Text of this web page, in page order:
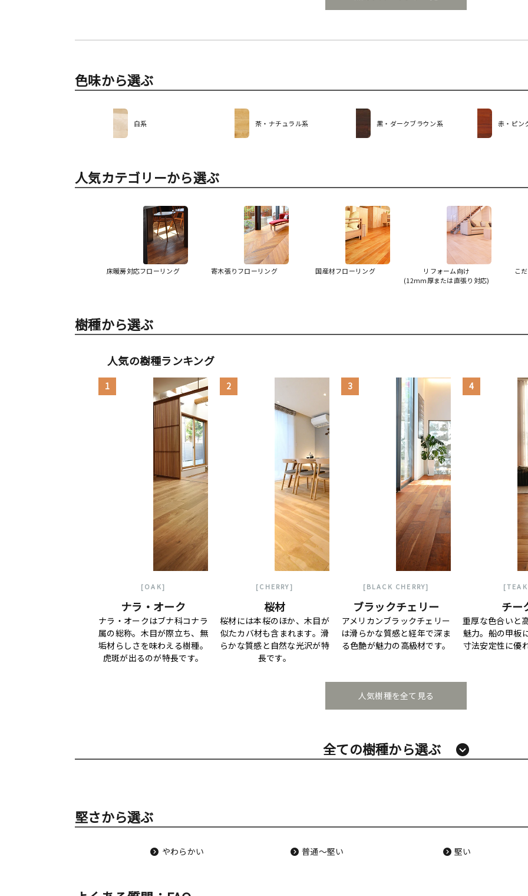
色味から選ぶ
白系 茶・ナチュラル系 黒・ダークブラウン系 赤・ピン
人気カテゴリーから選ぶ
床暖房対応フローリング 寄木張りフローリング 国産材フローリング
リフォーム向け
(12mm厚または直張り対応)
こ
樹種から選ぶ
人気の樹種ランキング
1
[OAK]
ナラ・オーク
ナラ・オークはブナ科コナラ
属の総称。木目が際立ち、無
垢材らしさを味わえる樹種。
虎斑が出るのが特長です。
2
[CHERRY]
桜材
桜材には本桜のほか、木目が
似たカバ材も含まれます。滑
らかな質感と自然な光沢が特
長です。
3
[BLACK CHERRY]
ブラックチェリー
アメリカンブラックチェリー
は滑らかな質感と経年で深ま
る色艶が魅力の高級材です。
4
チー
重厚な色合いと
魅力。船の甲板
寸法安定性に優
人気樹種を全て見る
全ての樹種から選ぶ
堅さから選ぶ
やわらかい 普通〜堅い 堅い